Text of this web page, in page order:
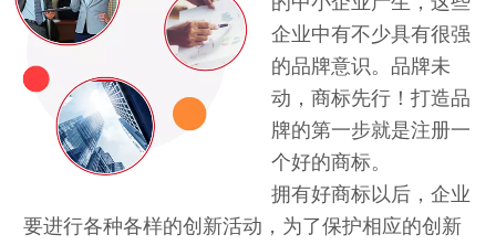
企业中有不少具有很强
的品牌意识。品牌未
动，商标先行！打造品
牌的第一步就是注册一
个好的商标。
拥有好商标以后，企业
要进行各种各样的创新活动，为了保护相应的创新